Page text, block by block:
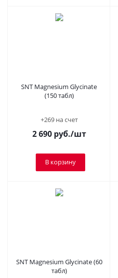
SNT Magnesium Glycinate
(150 табл)
+269 на счет
2 690руб./шт
В корзину
SNT Magnesium Glycinate (60
табл)